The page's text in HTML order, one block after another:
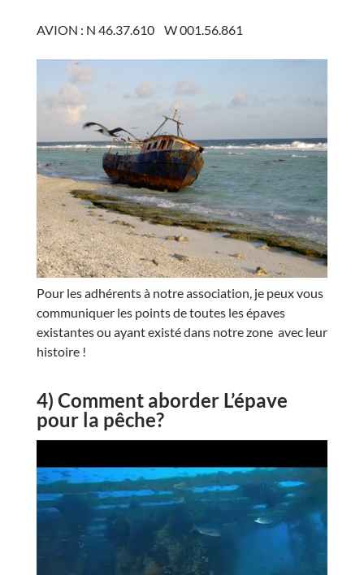
AVION : N 46.37.610 W 001.56.861
Pour les adhérents à notre association, je peux vous
communiquer les points de toutes les épaves
existantes ou ayant existé dans notre zone avec leur
histoire !
4) Comment aborder L’épave
pour la pêche?